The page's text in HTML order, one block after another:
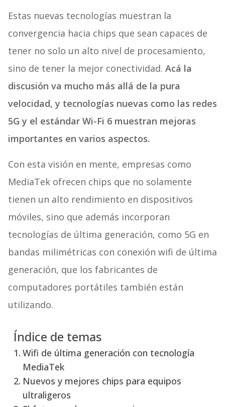
Estas nuevas tecnologías muestran la
convergencia hacia chips que sean capaces de
tener no solo un alto nivel de procesamiento,
sino de tener la mejor conectividad. Acá la
discusión va mucho más allá de la pura
velocidad, y tecnologías nuevas como las redes
5G y el estándar Wi-Fi 6 muestran mejoras
importantes en varios aspectos.
Con esta visión en mente, empresas como
MediaTek ofrecen chips que no solamente
tienen un alto rendimiento en dispositivos
móviles, sino que además incorporan
tecnologías de última generación, como 5G en
bandas milimétricas con conexión wifi de última
generación, que los fabricantes de
computadores portátiles también están
utilizando.
Índice de temas
Wifi de última generación con tecnología
MediaTek
Nuevos y mejores chips para equipos
ultraligeros